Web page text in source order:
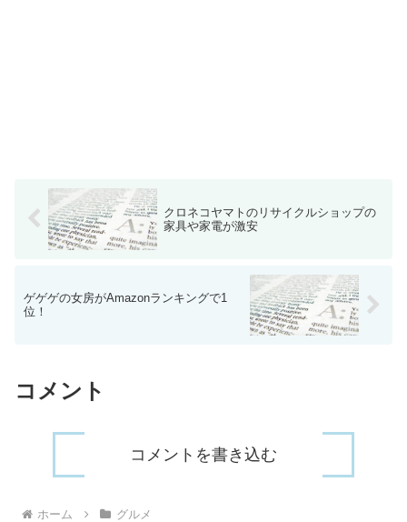
クロネコヤマトのリサイクルショップの
家具や家電が激安
ゲゲゲの女房がAmazonランキングで1
位！
コメント
コメントを書き込む
ホーム グルメ